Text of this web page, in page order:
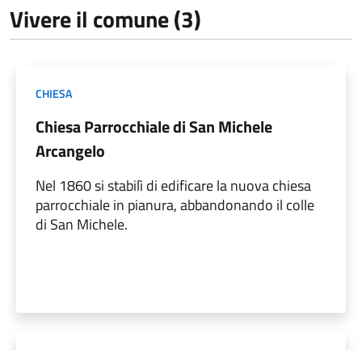
Vivere il comune (3)
CHIESA
Chiesa Parrocchiale di San Michele
Arcangelo
Nel 1860 si stabilì di edificare la nuova chiesa
parrocchiale in pianura, abbandonando il colle
di San Michele.